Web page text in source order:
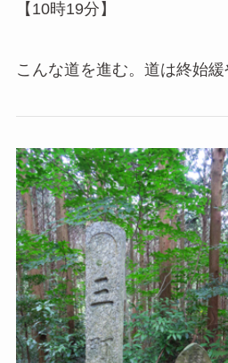
【10時19分】
こんな道を進む。道は終始緩